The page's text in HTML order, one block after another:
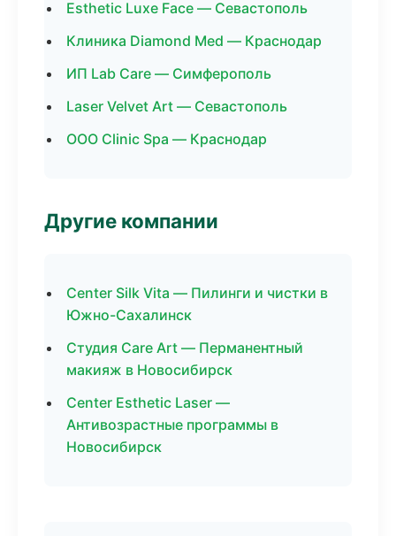
Esthetic Luxe Face — Севастополь
Клиника Diamond Med — Краснодар
ИП Lab Care — Симферополь
Laser Velvet Art — Севастополь
ООО Clinic Spa — Краснодар
Другие компании
Center Silk Vita — Пилинги и чистки в
Южно-Сахалинск
Студия Care Art — Перманентный
макияж в Новосибирск
Center Esthetic Laser —
Антивозрастные программы в
Новосибирск